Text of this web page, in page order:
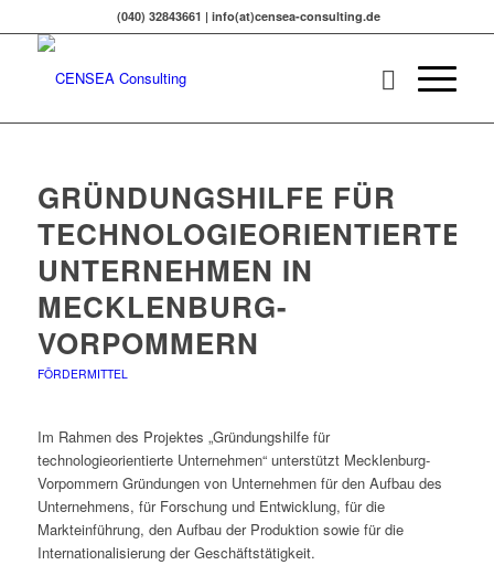
(040) 32843661 | info(at)censea-consulting.de
GRÜNDUNGSHILFE FÜR
TECHNOLOGIEORIENTIERTE
UNTERNEHMEN IN
MECKLENBURG-
VORPOMMERN
FÖRDERMITTEL
Im Rahmen des Projektes „Gründungshilfe für
technologieorientierte Unternehmen“ unterstützt Mecklenburg-
Vorpommern Gründungen von Unternehmen für den Aufbau des
Unternehmens, für Forschung und Entwicklung, für die
Markteinführung, den Aufbau der Produktion sowie für die
Internationalisierung der Geschäftstätigkeit.